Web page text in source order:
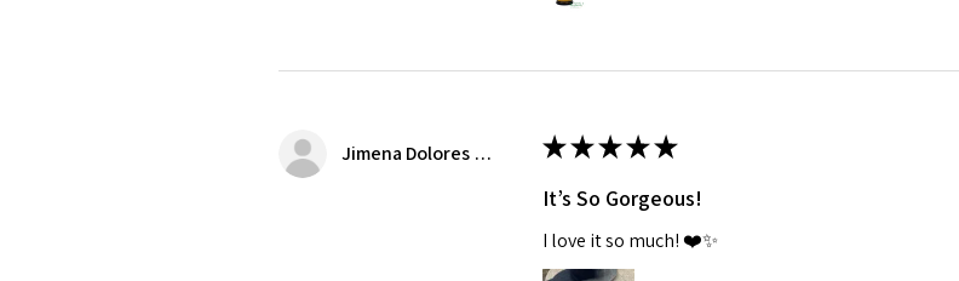
Jimena Dolores Manjarrez ★★★★★
It’s So Gorgeous!
I love it so much! ❤️✨